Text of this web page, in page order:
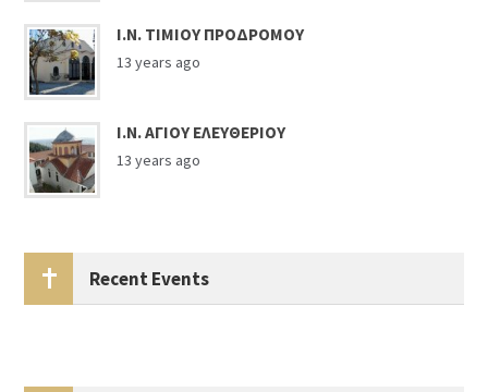
Ι.Ν. ΤΙΜΙΟΥ ΠΡΟΔΡΟΜΟΥ
13 years ago
Ι.Ν. ΑΓΙΟΥ ΕΛΕΥΘΕΡΙΟΥ
13 years ago
Recent Events